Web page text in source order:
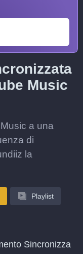
Music
a una
di
la
Playlist
Sincronizza